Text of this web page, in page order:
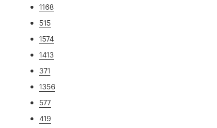
1168
515
1574
1413
371
1356
577
419